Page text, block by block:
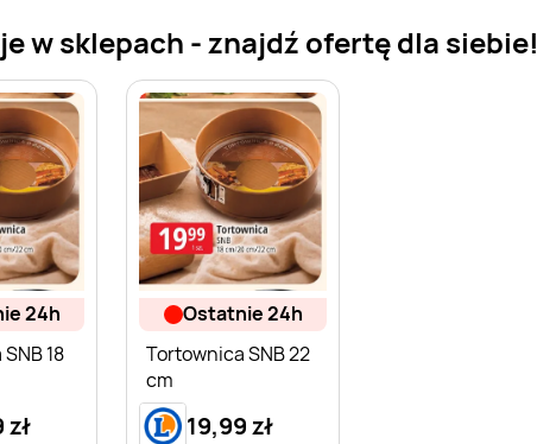
w sklepach - znajdź ofertę dla siebie!
24h
18
zł
ostatnie 24h
Tortownica SNB 22
cm
19,99 zł